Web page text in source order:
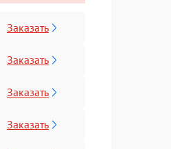
Заказать
Заказать
Заказать
Заказать